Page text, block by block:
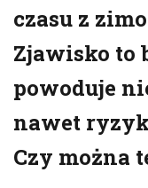
czasu z
Zjawisko to
powoduje
nawet
Czy można